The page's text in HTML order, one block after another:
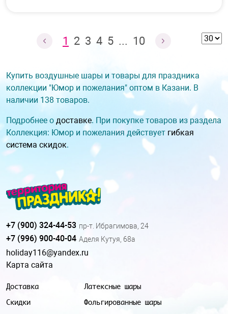
1 2 3 4 5 ... 10
Купить воздушные шары и товары для праздника
коллекции "Юмор и пожелания" оптом в Казани. В
наличии 138 товаров.
Подробнее о доставке. При покупке товаров из раздела
Коллекция: Юмор и пожелания действует гибкая
система скидок.
Доставка
Скидки
Латексные шары
Фольгированные шары
+7 (900) 324-44-53 пр-т. Ибрагимова, 24
+7 (996) 900-40-04 Аделя Кутуя, 68а
holiday116@yandex.ru
Карта сайта